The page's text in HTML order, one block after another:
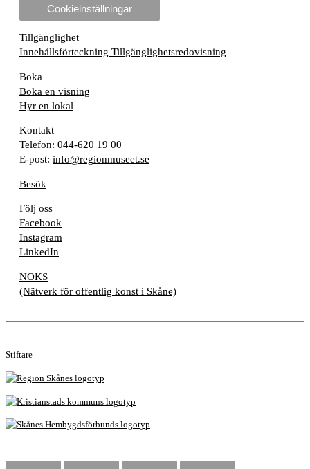
Cookieinställningar
Tillgänglighet
Innehållsförteckning Tillgänglighetsredovisning
Boka
Boka en visning
Hyr en lokal
Kontakt
Telefon: 044-620 19 00
E-post: info@regionmuseet.se
Besök
Följ oss
Facebook
Instagram
LinkedIn
NOKS
(Nätverk för offentlig konst i Skåne)
Stiftare